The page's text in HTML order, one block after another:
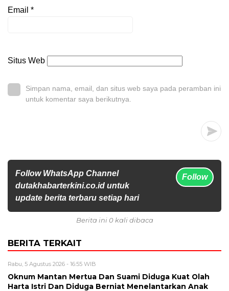
Email *
Situs Web
Simpan nama, email, dan situs web saya pada peramban ini
untuk komentar saya berikutnya.
Follow WhatsApp Channel
dutakhabarterkini.co.id untuk
update berita terbaru setiap hari
Follow
Berita ini 0 kali dibaca
BERITA TERKAIT
Rabu, 5 Agustus 2026 - 16:55 WIB
Oknum Mantan Mertua Dan Suami Diduga Kuat Olah
Harta Istri Dan Diduga Berniat Menelantarkan Anak